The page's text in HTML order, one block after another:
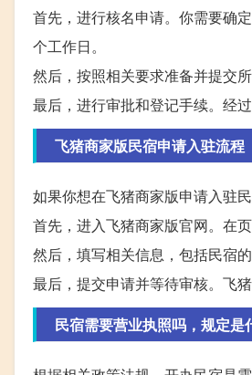
首先，进行核名申请。你需要确
个工作日。
然后，按照相关要求准备并提交
最后，进行审批和登记手续。经
飞猪商家版民宿申请入驻流程
如果你想在飞猪商家版申请入驻
首先，进入飞猪商家版官网。在
然后，填写相关信息，包括民宿
最后，提交申请并等待审核。飞
民宿需要营业执照吗，规定是